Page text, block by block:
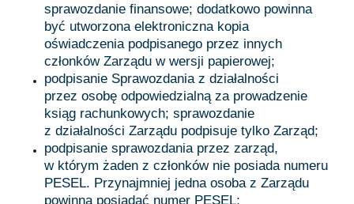
sprawozdanie finansowe; dodatkowo powinna
być utworzona elektroniczna kopia
oświadczenia podpisanego przez innych
członków Zarządu w wersji papierowej;
podpisanie Sprawozdania z działalności
przez osobę odpowiedzialną za prowadzenie
ksiąg rachunkowych; sprawozdanie
z działalności Zarządu podpisuje tylko Zarząd;
podpisanie sprawozdania przez zarząd,
w którym żaden z członków nie posiada numeru
PESEL. Przynajmniej jedna osoba z Zarządu
powinna posiadać numer PESEL;